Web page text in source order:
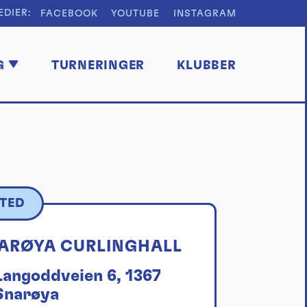
FACEBOOK YOUTUBE INSTAGRAM
TURNERINGER KLUBBER
CURLINGHALL
6, 1367